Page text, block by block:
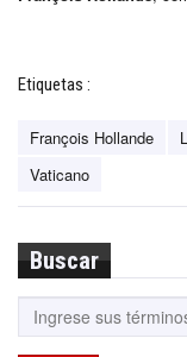
Etiquetas :
François Hollande
Vaticano
Buscar